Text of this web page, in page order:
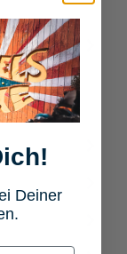
II
II bietet Dir
Deiner